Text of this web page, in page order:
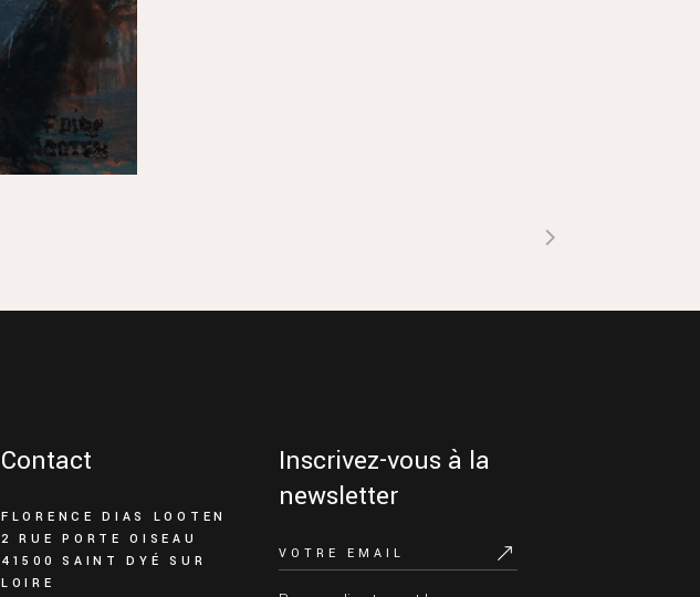
Contact
FLORENCE DIAS LOOTEN
2 RUE PORTE OISEAU
41500 SAINT DYÉ SUR
LOIRE
Inscrivez-vous à la
newsletter